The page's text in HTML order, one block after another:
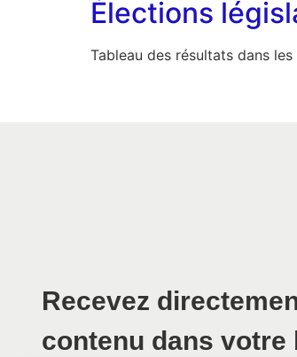
Élections
Tableau des résultats dans
Recevez
contenu dans votre